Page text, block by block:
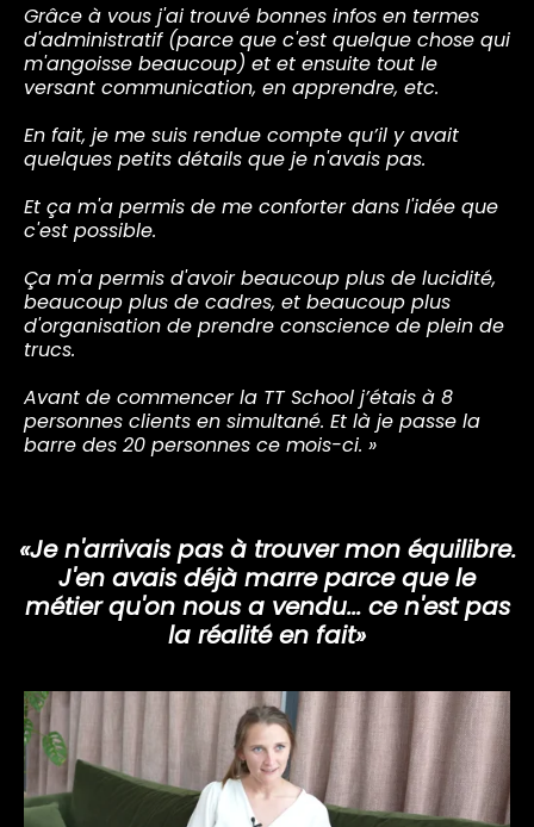
Grâce à vous j'ai trouvé bonnes infos en termes
d'administratif (parce que c'est quelque chose qui
m'angoisse beaucoup) et et ensuite tout le
versant communication, en apprendre, etc.
En fait, je me suis rendue compte qu’il y avait
quelques petits détails que je n'avais pas.
Et ça m'a permis de me conforter dans l'idée que
c'est possible.
Ça m'a permis d'avoir beaucoup plus de lucidité,
beaucoup plus de cadres, et beaucoup plus
d'organisation de prendre conscience de plein de
trucs.
Avant de commencer la TT School j’étais à 8
personnes clients en simultané. Et là je passe la
barre des 20 personnes ce mois-ci. »
«Je n'arrivais pas à trouver mon équilibre.
J'en avais déjà marre parce que le
métier qu'on nous a vendu... ce n'est pas
la réalité en fait»